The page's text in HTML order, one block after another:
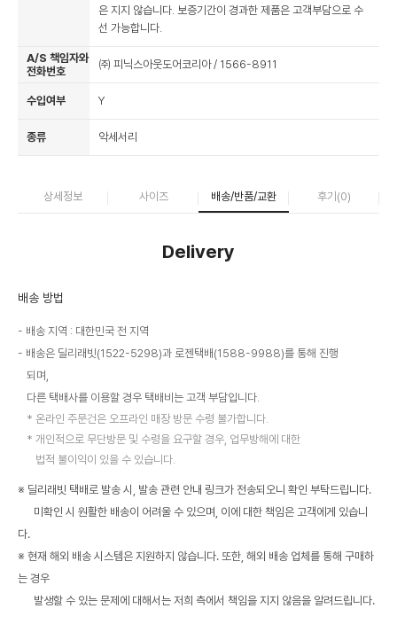
은 지지 않습니다. 보증기간이 경과한 제품은 고객부담으로 수
선 가능합니다.
A/S 책임자와
전화번호
㈜ 피닉스아웃도어코리아 / 1566-8911
수입여부 Y
종류 악세서리
상세정보 사이즈 배송/반품/교환 후기(0)
Delivery
배송 방법
배송 지역 : 대한민국 전 지역
배송은 딜리래빗(1522-5298)과 로젠택배(1588-9988)를 통해 진행
되며,
다른 택배사를 이용할 경우 택배비는 고객 부담입니다.
온라인 주문건은 오프라인 매장 방문 수령 불가합니다.
개인적으로 무단방문 및 수령을 요구할 경우, 업무방해에 대한
법적 불이익이 있을 수 있습니다.
※ 딜리래빗 택배로 발송 시, 발송 관련 안내 링크가 전송되오니 확인 부탁드립니다.
미확인 시 원활한 배송이 어려울 수 있으며, 이에 대한 책임은 고객에게 있습니
다.
※ 현재 해외 배송 시스템은 지원하지 않습니다. 또한, 해외 배송 업체를 통해 구매하
는 경우
발생할 수 있는 문제에 대해서는 저희 측에서 책임을 지지 않음을 알려드립니다.